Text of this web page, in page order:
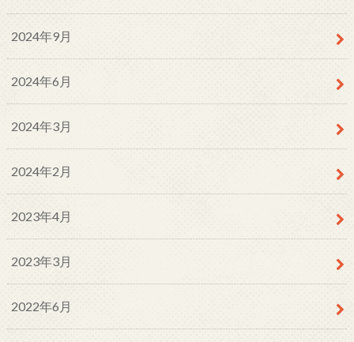
2024年9月
2024年6月
2024年3月
2024年2月
2023年4月
2023年3月
2022年6月